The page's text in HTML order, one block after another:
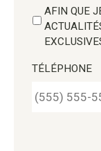
AFIN QUE
TÉLÉPHONE